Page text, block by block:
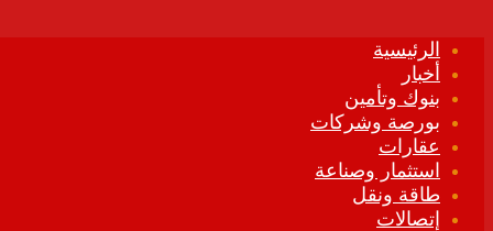
الرئيسية
أخبار
بنوك وتأمين
بورصة وشركات
عقارات
استثمار وصناعة
طاقة ونقل
إتصالات